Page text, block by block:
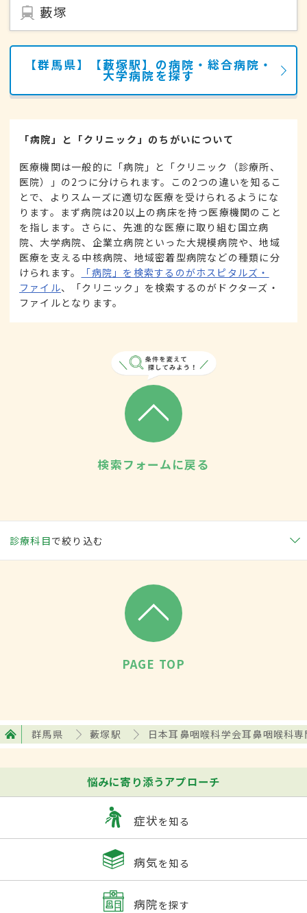
藪塚
【群馬県】【藪塚駅】の病院・総合病院・
大学病院を探す
「病院」と「クリニック」のちがいについて
医療機関は一般的に「病院」と「クリニック（診療所、
医院）」の2つに分けられます。この2つの違いを知るこ
とで、よりスムーズに適切な医療を受けられるようにな
ります。まず病院は20以上の病床を持つ医療機関のこと
を指します。さらに、先進的な医療に取り組む国立病
院、大学病院、企業立病院といった大規模病院や、地域
医療を支える中核病院、地域密着型病院などの種類に分
けられます。
「病院」を検索するのがホスピタルズ・
ファイル、「クリニック」を検索するのがドクターズ・
ファイルとなります。
検索フォームに戻る
診療科目で絞り込む
PAGE TOP
群馬県 藪塚駅 日本耳鼻咽喉科学会耳鼻咽喉科
悩みに寄り添うアプローチ
症状を知る
病気を知る
病院を探す